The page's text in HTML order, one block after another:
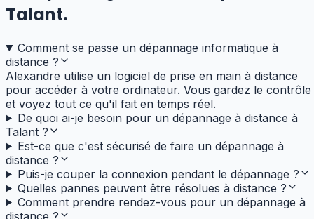
Talant.
Comment se passe un dépannage informatique à
distance ?
Alexandre utilise un logiciel de prise en main à distance
pour accéder à votre ordinateur. Vous gardez le contrôle
et voyez tout ce qu'il fait en temps réel.
De quoi ai-je besoin pour un dépannage à distance à
Talant ?
Est-ce que c'est sécurisé de faire un dépannage à
distance ?
Puis-je couper la connexion pendant le dépannage ?
Quelles pannes peuvent être résolues à distance ?
Comment prendre rendez-vous pour un dépannage à
distance ?